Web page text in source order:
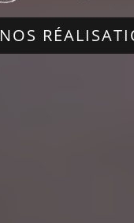
NOS